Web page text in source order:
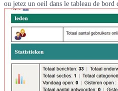
ou jetez un oeil dans le tableau de